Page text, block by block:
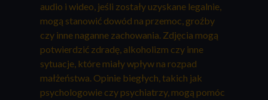
audio i wideo, jeśli zostały uzyskane legalnie,
mogą stanowić dowód na przemoc, groźby
czy inne naganne zachowania. Zdjęcia mogą
potwierdzić zdradę, alkoholizm czy inne
sytuacje, które miały wpływ na rozpad
małżeństwa. Opinie biegłych, takich jak
psychologowie czy psychiatrzy, mogą pomóc